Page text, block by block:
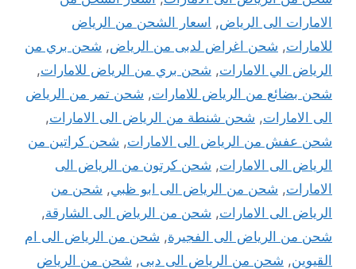
الامارات الى الرياض, اسعار الشحن من الرياض
للامارات, شحن اغراض لدبى من الرياض, شحن بري من
الرياض الي الامارات, شحن بري من الرياض للامارات,
شحن بضائع من الرياض للامارات, شحن تمر من الرياض
الى الامارات, شحن شنطة من الرياض الى الامارات,
شحن عفش من الرياض الى الامارات, شحن كراتين من
الرياض الى الامارات, شحن كرتون من الرياض الى
الامارات, شحن من الرياض الى ابو ظبي, شحن من
الرياض الى الامارات, شحن من الرياض الى الشارقة,
شحن من الرياض الى الفجيرة, شحن من الرياض الى ام
القيوين, شحن من الرياض الى دبى, شحن من الرياض